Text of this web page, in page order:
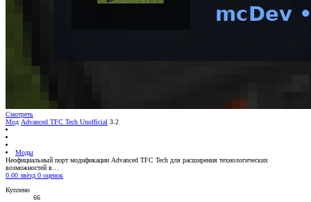
Смотреть
Мод Advanced TFC Tech Unofficial 3.2
Моды
Неофициальный порт модификации Advanced TFC Tech для расширения технологических
возможностей в…
0.00 звёзд 0 оценок
Куплено
66